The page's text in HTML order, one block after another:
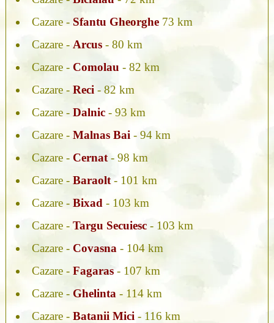
Cazare - Sfantu Gheorghe73 km
Cazare - Arcus- 80 km
Cazare - Comolau - 82 km
Cazare - Reci - 82 km
Cazare - Dalnic- 93 km
Cazare - Malnas Bai - 94 km
Cazare - Cernat- 98 km
Cazare - Baraolt- 101 km
Cazare - Bixad - 103 km
Cazare - Targu Secuiesc- 103 km
Cazare - Covasna - 104 km
Cazare - Fagaras- 107 km
Cazare - Ghelinta - 114 km
Cazare - Batanii Mici - 116 km